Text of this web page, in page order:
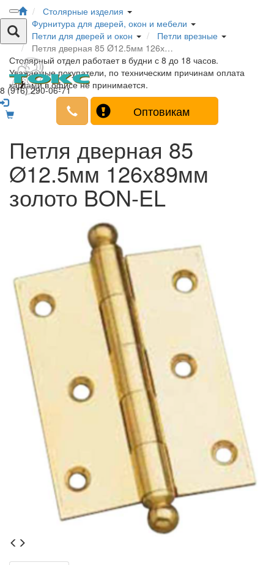
8 (916) 290-06-71
Столярные изделия
Фурнитура для дверей, окон и мебели
Петли для дверей и окон
Петли врезные
Петля дверная 85 Ø12.5мм 126х…
Столярный отдел работает в будни с 8 до 18 часов.
Уважаемые покупатели, по техническим причинам оплата
картами в офисе не принимается.
Оптовикам
Петля дверная 85
Ø12.5мм 126х89мм
золото BON-EL